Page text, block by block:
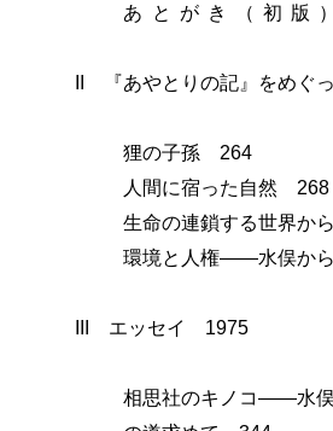
あとがき（初版
II 『あやとりの記』をめぐ
狸の子孫 264
人間に宿った自然 268
生命の連鎖する世界か
環境と人権――水俣か
III エッセイ 1975
相思社のキノコ――水